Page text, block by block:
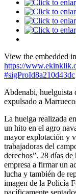
View the embedded
https://
#sigProId8a210d43dc
Abdenabi, huelguista
expulsado a
La huelga realizada
un hito en el agro
mayor explotación y
trabajadoras del
derechos”. 28 días
empresa a firmar un
lucha y también de
imagen de la Policía
pacíficamente